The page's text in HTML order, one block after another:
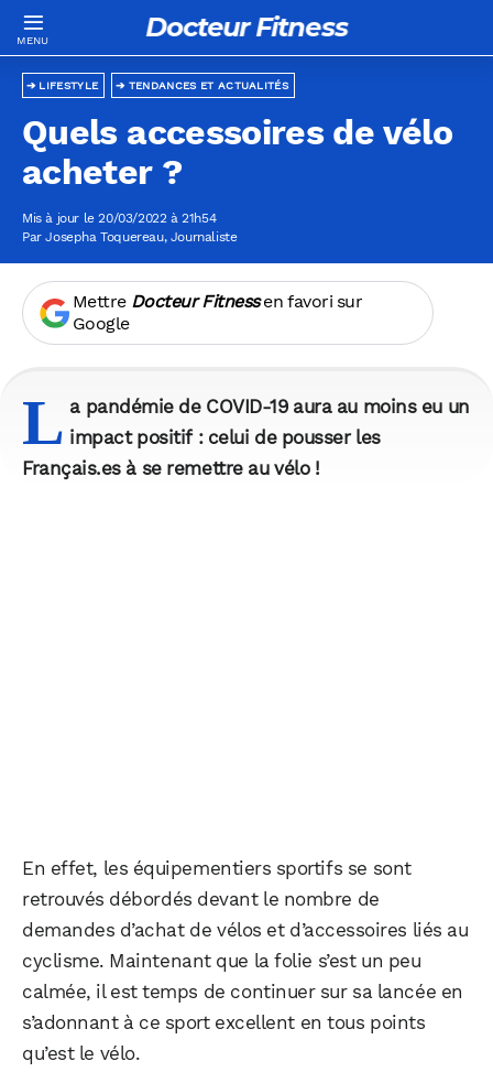
Docteur Fitness
TENDANCES ET ACTUALITÉS
LIFESTYLE
Quels accessoires de vélo
acheter ?
Mis à jour le 20/03/2022 à 21h54
ParJosepha Toquereau, Journaliste
Mettre Docteur Fitnessen favori sur
Google
L a pandémie de COVID-19 aura au moins eu un
impact positif : celui de pousser les
Français.es à se remettre au vélo !
En effet, les équipementiers sportifs se sont
retrouvés débordés devant le nombre de
demandes d’achat de vélos et d’accessoires liés au
cyclisme. Maintenant que la folie s’est un peu
calmée, il est temps de continuer sur sa lancée en
s’adonnant à ce sport excellent en tous points
qu’est le vélo.